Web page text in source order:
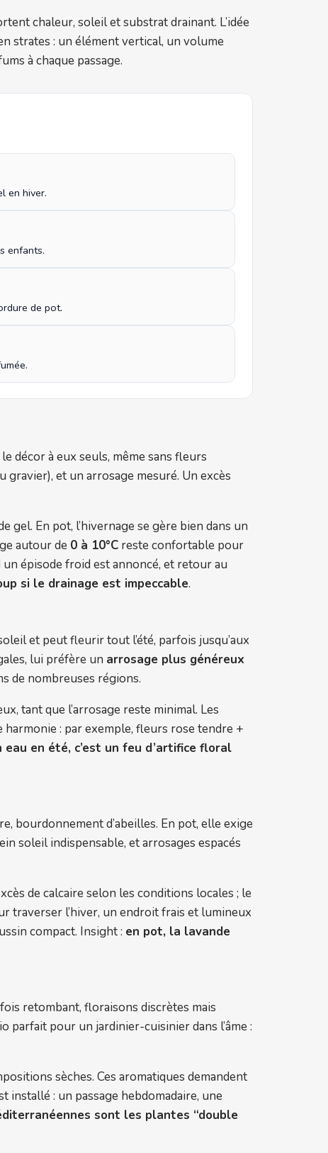
chaleur, soleil et substrat drainant. L’idée
strates : un élément vertical, un volume
à chaque passage.
en hiver.
enfants.
de pot.
décor à eux seuls, même sans fleurs
et un arrosage mesuré. Un excès
gel. En pot, l’hivernage se gère bien dans un
autour de 0 à 10°C reste confortable pour
épisode froid est annoncé, et retour au
si le drainage est impeccable.
et peut fleurir tout l’été, parfois jusqu’aux
lui préfère un arrosage plus généreux
de nombreuses régions.
tant que l’arrosage reste minimal. Les
: par exemple, fleurs rose tendre +
en été, c’est un feu d’artifice floral
bourdonnement d’abeilles. En pot, elle exige
soleil indispensable, et arrosages espacés
de calcaire selon les conditions locales ; le
traverser l’hiver, un endroit frais et lumineux
compact. Insight : en pot, la lavande
retombant, floraisons discrètes mais
parfait pour un jardinier-cuisinier dans l’âme :
sèches. Ces aromatiques demandent
installé : un passage hebdomadaire, une
sont les plantes “double